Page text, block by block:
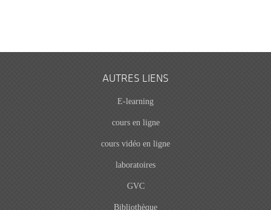
AUTRES LIENS
E-learning
cours en ligne
cours vidéo en ligne
laboratoires
GVC
Bibliothèque